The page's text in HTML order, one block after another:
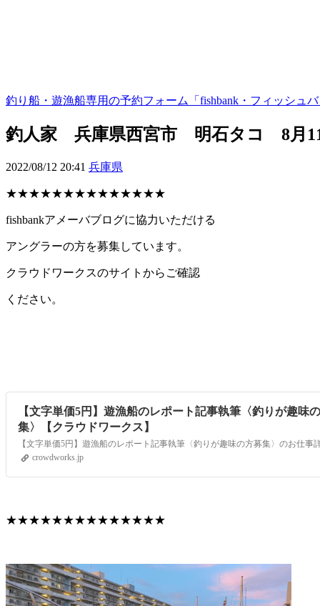
釣り船・遊漁船専用の予約フォーム「fishbank・フィッシュバ
釣人家 兵庫県西宮市 明石タコ 8月
2022/08/12 20:41 兵庫県
★★★★★★★★★★★★★★
fishbankアメーバブログに協力いただける
アングラーの方を募集しています。
クラウドワークスのサイトからご確認
ください。
【文字単価5円】遊漁船のレポート記事執筆〈釣りが趣味
集〉【クラウドワークス】
crowdworks.jp
★★★★★★★★★★★★★★